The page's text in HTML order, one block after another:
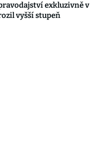
exkluzivně v
vyšší stupeň